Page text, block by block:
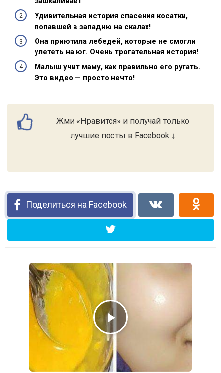
Удивительная история спасения косатки,
попавшей в западню на скалах!
Она приютила лебедей, которые не смогли
улететь на юг. Очень трогательная история!
Малыш учит маму, как правильно его ругать.
Это видео — просто нечто!
Жми «Нравится» и получай только
лучшие посты в Facebook ↓
Поделиться на Facebook